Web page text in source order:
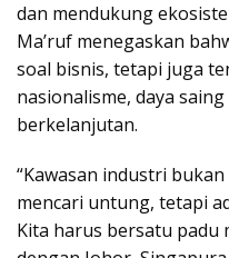
dan mendukung
Ma’ruf menegaskan
soal bisnis, tetapi juga
nasionalisme, daya
berkelanjutan.
“Kawasan industri
mencari untung, tetapi
Kita harus bersatu padu